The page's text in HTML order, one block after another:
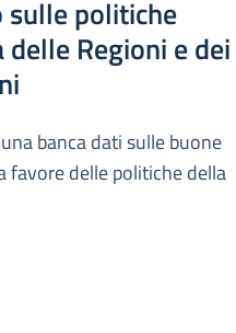
politiche
Regioni e dei
banca dati sulle buone
favore delle politiche della